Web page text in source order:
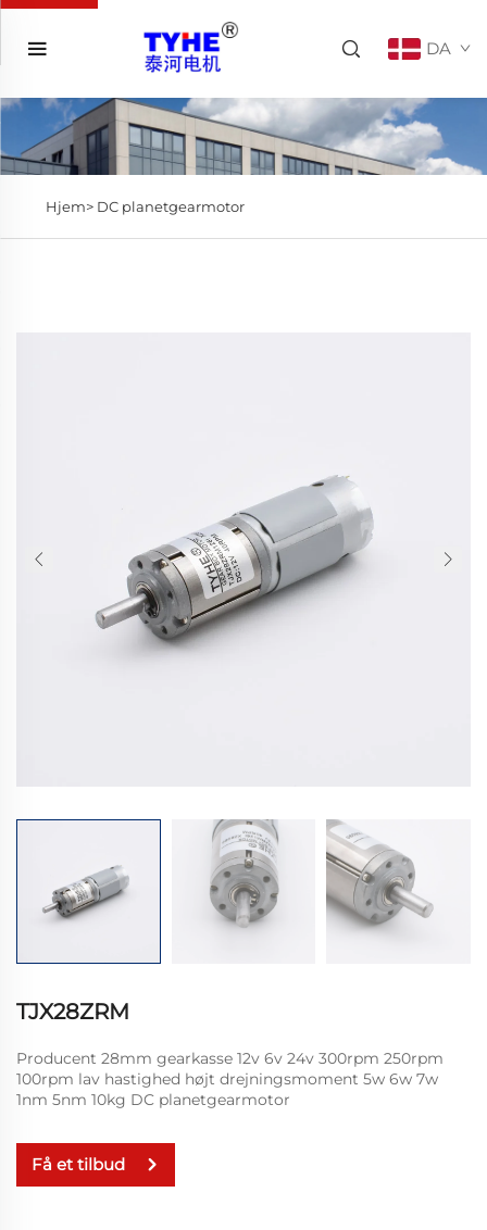
DA
Hjem> DC planetgearmotor
TJX28ZRM
Producent 28mm gearkasse 12v 6v 24v 300rpm 250rpm
100rpm lav hastighed højt drejningsmoment 5w 6w 7w
1nm 5nm 10kg DC planetgearmotor
Få et tilbud